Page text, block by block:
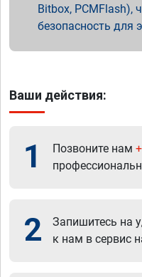
Bitbox, PCMFlash),
безопасность для
Ваши действия:
1 Позвоните нам
2
Запишитесь на
к нам в сервис